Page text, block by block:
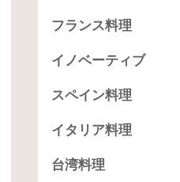
フランス料理
イノベーティブ
スペイン料理
イタリア料理
台湾料理